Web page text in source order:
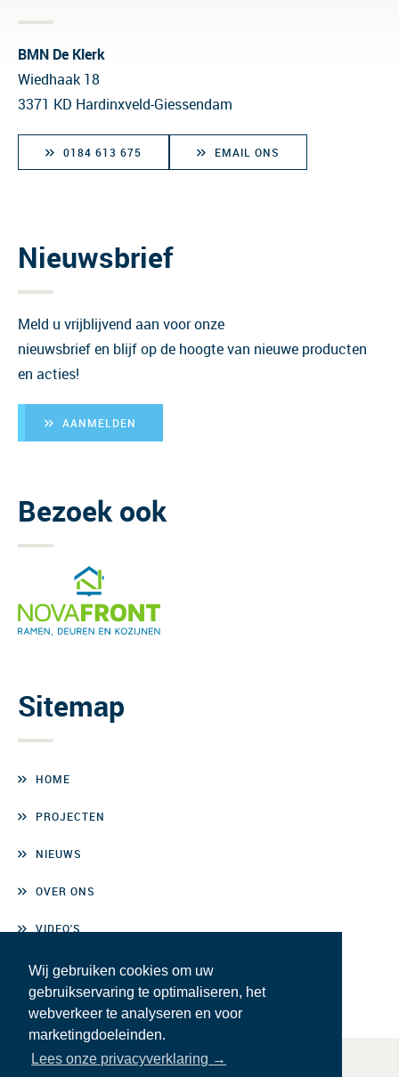
Wij gebruiken cookies om uw
gebruikservaring te optimaliseren, het
webverkeer te analyseren en voor
marketingdoeleinden.
Lees onze privacyverklaring →
BMN De Klerk
Wiedhaak 18
3371 KD Hardinxveld-Giessendam
0184 613 675 EMAIL ONS
Nieuwsbrief
Meld u vrijblijvend aan voor onze
nieuwsbrief en blijf op de hoogte van nieuwe producten
en acties!
AANMELDEN
Bezoek ook
Sitemap
HOME
PROJECTEN
NIEUWS
OVER ONS
VIDEO'S
CONTACT